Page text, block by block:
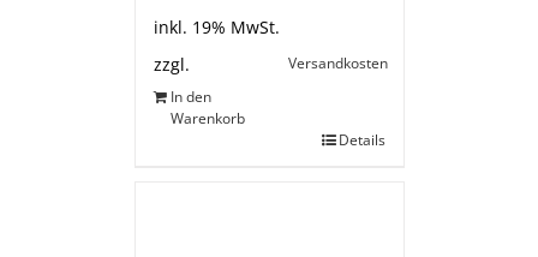
inkl. 19% MwSt.
zzgl.
Versandkosten
In den
Warenkorb
Details